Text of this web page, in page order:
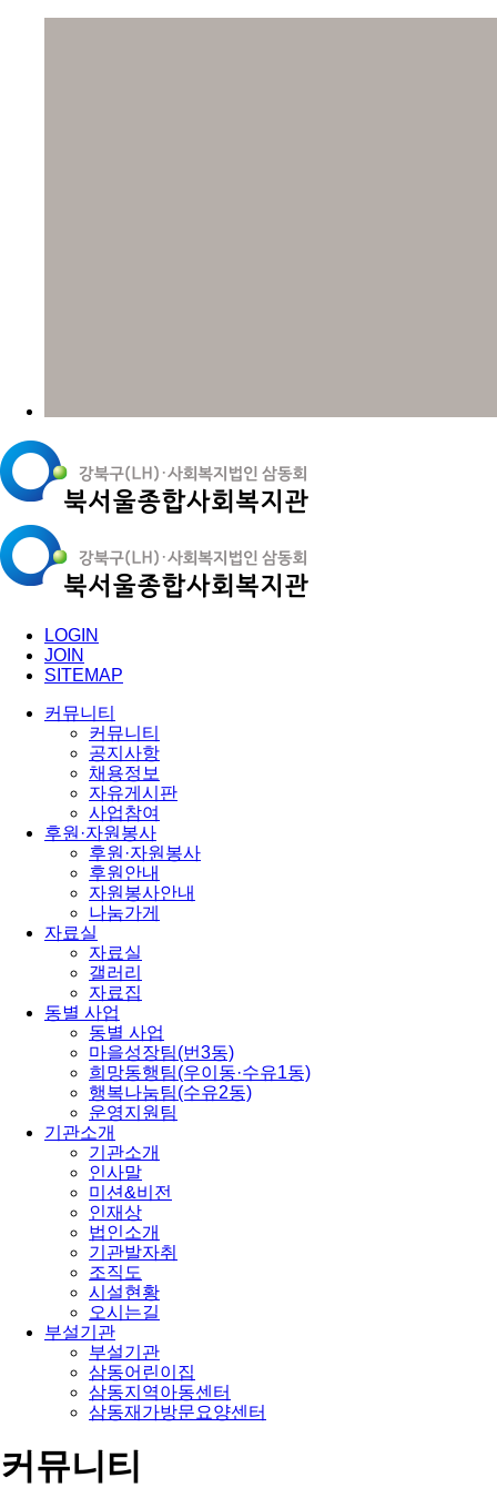
LOGIN
JOIN
SITEMAP
커뮤니티
커뮤니티
공지사항
채용정보
자유게시판
사업참여
후원·자원봉사
후원·자원봉사
후원안내
자원봉사안내
나눔가게
자료실
자료실
갤러리
자료집
동별 사업
동별 사업
마을성장팀(번3동)
희망동행팀(우이동·수유1동)
행복나눔팀(수유2동)
운영지원팀
기관소개
기관소개
인사말
미션&비전
인재상
법인소개
기관발자취
조직도
시설현황
오시는길
부설기관
부설기관
삼동어린이집
삼동지역아동센터
삼동재가방문요양센터
커뮤니티